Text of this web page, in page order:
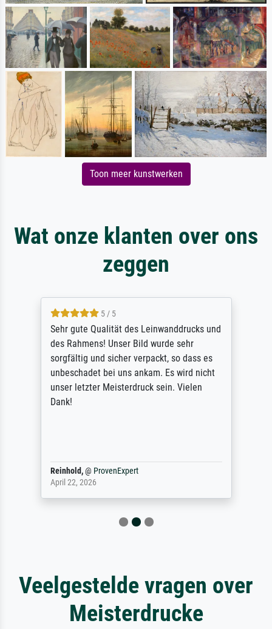
Toon meer kunstwerken
Wat onze klanten over ons
zeggen
5 / 5
Sehr gute Qualität des Leinwanddrucks und
des Rahmens! Unser Bild wurde sehr
sorgfältig und sicher verpackt, so dass es
unbeschadet bei uns ankam. Es wird nicht
unser letzter Meisterdruck sein. Vielen
Dank!
Reinhold,@ ProvenExpert
April 22, 2026
Veelgestelde vragen over
Meisterdrucke